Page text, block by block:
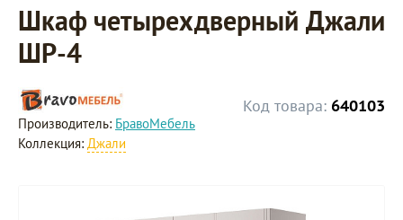
Шкаф четырехдверный Джали
ШР-4
Код товара: 640103
Производитель: БравоМебель
Коллекция: Джали